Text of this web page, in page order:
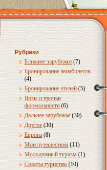
Рубрики
Ближнее зарубежье (7)
Бронирование авиабилетов
(4)
Бронирование отелей (5)
Визы и прочьи
формальности (6)
Дальнее зарубежье (30)
Другое (30)
Европа (8)
Мои путешествия (11)
Молодежный туризм (1)
Советы туристам (10)